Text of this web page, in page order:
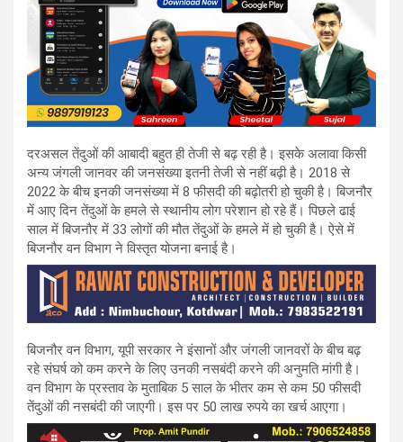
दरअसल तेंदुओं की आबादी बहुत ही तेजी से बढ़ रही है। इसके अलावा किसी
अन्य जंगली जानवर की जनसंख्या इतनी तेजी से नहीं बढ़ी है। 2018 से
2022 के बीच इनकी जनसंख्या में 8 फीसदी की बढ़ोतरी हो चुकी है। बिजनौर
में आए दिन तेंदुओं के हमले से स्थानीय लोग परेशान हो रहे हैं। पिछले ढाई
साल में बिजनौर में 33 लोगों की मौत तेंदुओं के हमले में हो चुकी है। ऐसे में
बिजनौर वन विभाग ने विस्तृत योजना बनाई है।
बिजनौर वन विभाग, यूपी सरकार ने इंसानों और जंगली जानवरों के बीच बढ़
रहे संघर्ष को कम करने के लिए उनकी नसबंदी करने की अनुमति मांगी है।
वन विभाग के प्रस्ताव के मुताबिक 5 साल के भीतर कम से कम 50 फीसदी
तेंदुओं की नसबंदी की जाएगी। इस पर 50 लाख रुपये का खर्च आएगा।